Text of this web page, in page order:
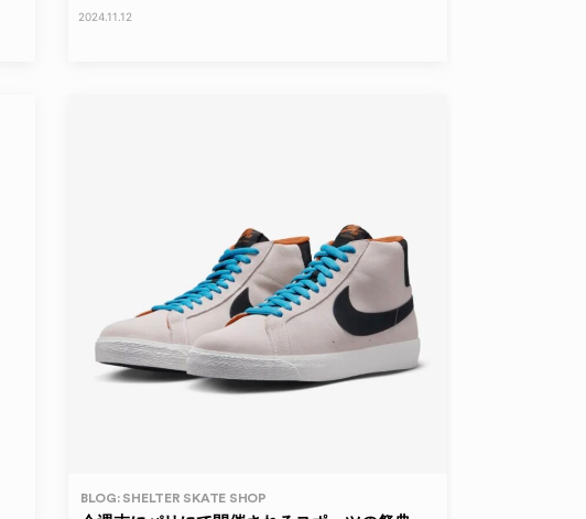
2024.11.12
BLOG: SHELTER SKATE SHOP